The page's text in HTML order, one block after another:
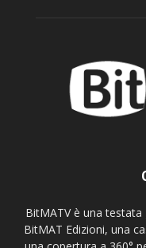
BitMATV è una
BitMAT Edizioni, una